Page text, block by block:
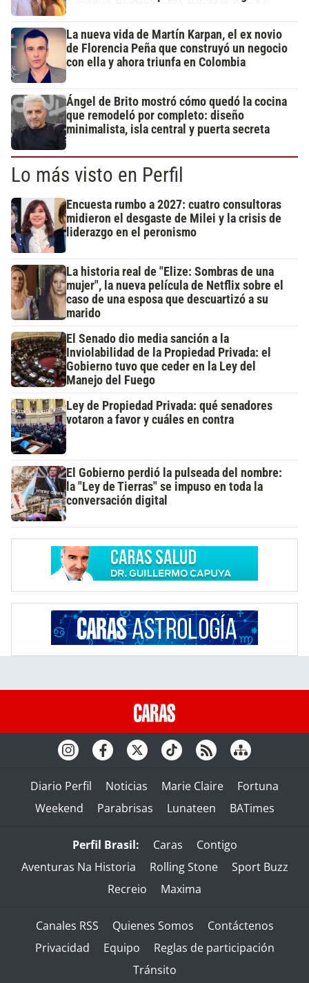
La nueva vida de Martín Karpan, el ex novio
de Florencia Peña que construyó un negocio
con ella y ahora triunfa en Colombia
Ángel de Brito mostró cómo quedó la cocina
que remodeló por completo: diseño
minimalista, isla central y puerta secreta
Lo más visto en Perfil
Encuesta rumbo a 2027: cuatro consultoras
midieron el desgaste de Milei y la crisis de
liderazgo en el peronismo
La historia real de "Elize: Sombras de una
mujer", la nueva película de Netflix sobre el
caso de una esposa que descuartizó a su
marido
El Senado dio media sanción a la
Inviolabilidad de la Propiedad Privada: el
Gobierno tuvo que ceder en la Ley del
Manejo del Fuego
Ley de Propiedad Privada: qué senadores
votaron a favor y cuáles en contra
El Gobierno perdió la pulseada del nombre:
la "Ley de Tierras" se impuso en toda la
conversación digital
Diario Perfil Noticias Marie Claire
Fortuna
Weekend
Parabrisas Lunateen BATimes
Perfil Brasil: Caras
Contigo
Aventuras Na Historia
Rolling Stone
Sport Buzz
Recreio
Maxima
Canales RSS Quienes Somos
Contáctenos
Privacidad
Equipo
Reglas de participación
Tránsito